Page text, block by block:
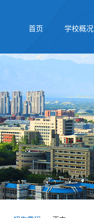
首页 学校概况